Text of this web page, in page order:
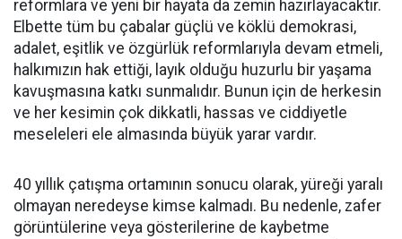
reformlara ve yeni bir hayata da zemin hazırlayacaktır.
Elbette tüm bu çabalar güçlü ve köklü demokrasi,
adalet, eşitlik ve özgürlük reformlarıyla devam etmeli,
halkımızın hak ettiği, layık olduğu huzurlu bir yaşama
kavuşmasına katkı sunmalıdır. Bunun için de herkesin
ve her kesimin çok dikkatli, hassas ve ciddiyetle
meseleleri ele almasında büyük yarar vardır.
40 yıllık çatışma ortamının sonucu olarak, yüreği yaralı
olmayan neredeyse kimse kalmadı. Bu nedenle, zafer
görüntülerine veya gösterilerine de kaybetme